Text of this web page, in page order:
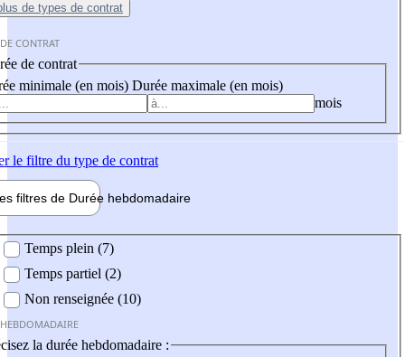
de types de contrat
CONTRAT
de contrat
minimale (en mois) Durée maximale (en mois)
mois
le filtre du type de contrat
filtres de Durée hebdomadaire
Temps plein (7)
Temps partiel (2)
Non renseignée (10)
la durée hebdomadaire :